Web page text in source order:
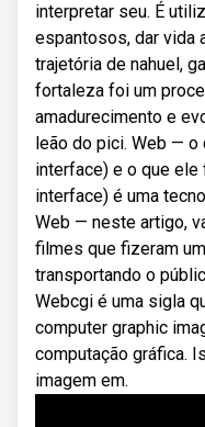
interpretar seu. É
espantosos, dar vida
trajetória de nahuel,
fortaleza foi um
amadurecimento e
leão do pici. Web — o
interface) e o que
interface) é uma
Web — neste artigo,
filmes que fizeram
transportando o
Webcgi é uma sigla
computer graphic
computação gráfica.
imagem em.